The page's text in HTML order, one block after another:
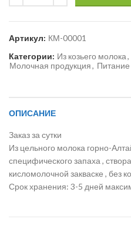
Артикул: КМ-00001
Категории: Из козьего молока,
Молочная продукция,
ОПИСАНИЕ
Заказ за сутки
Из цельного молока горно-
специфического запаха ,
кисломолочной закваске , без
Срок хранения: 3-5 дней